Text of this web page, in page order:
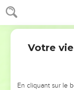
NE
Psaumes 23
Votre
En cliquant sur le